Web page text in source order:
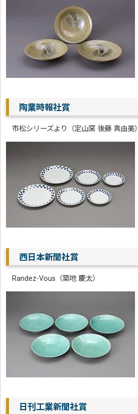
陶業時報社賞
市松シリーズより（定山窯 後藤 真由美）
西日本新聞社賞
Randez-Vous（築地 慶太）
日刊工業新聞社賞